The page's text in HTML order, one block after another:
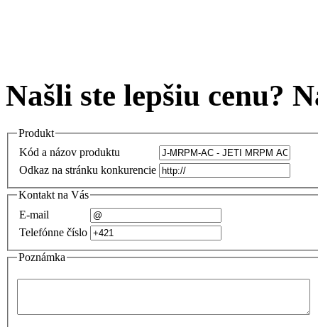
Našli ste lepšiu cenu?
Produkt
Kód a názov produktu
Odkaz na stránku konkurencie
Kontakt na Vás
E-mail
Telefónne číslo
Poznámka